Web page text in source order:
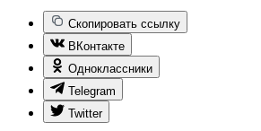
Скопировать ссылку
ВКонтакте
Одноклассники
Telegram
Twitter